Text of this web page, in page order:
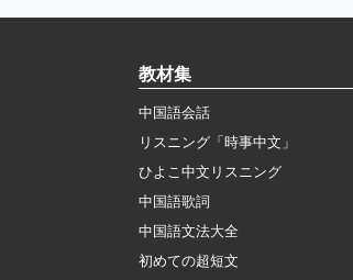
教材集
中国語会話
リスニング「時事中文」
ひよこ中文リスニング
中国語歌詞
中国語文法大全
初めての超短文